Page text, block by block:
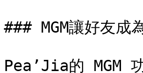
### MGM讓好友成
Pea’Jia的 MGM